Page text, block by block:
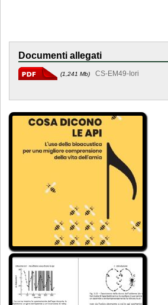
Documenti allegati
(1,241 Mb) CS-EM49-Iori